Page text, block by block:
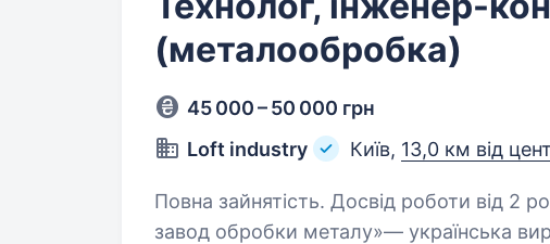
(металообробка)
45 000 – 50 000 грн
Loft industry
Київ, 13,0 км від
Повна зайнятість. Досвід роботи від 2 років. Вища
завод обробки металу»— українська